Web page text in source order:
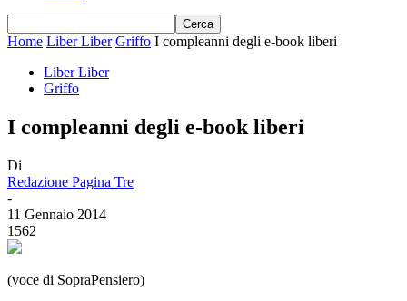
Home Liber Liber Griffo I compleanni degli e-book liberi
Liber Liber
Griffo
I compleanni degli e-book liberi
Di
Redazione Pagina Tre
-
11 Gennaio 2014
1562
(voce di SopraPensiero)